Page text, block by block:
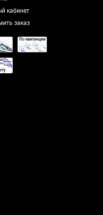
кабинет
заказ